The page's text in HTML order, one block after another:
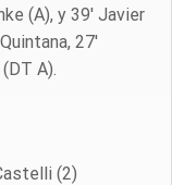
(A), y 39′ Javier
27′
A).
(2)